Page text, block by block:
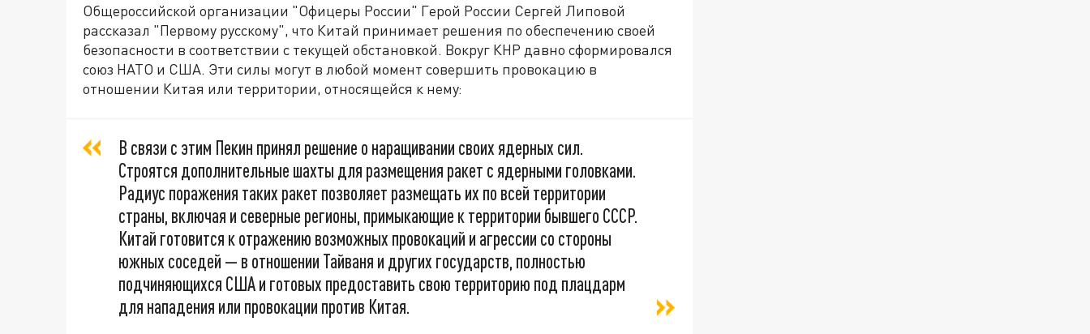
Общероссийской организации "Офицеры России" Герой России Сергей Липовой
рассказал "Первому русскому", что Китай принимает решения по обеспечению своей
безопасности в соответствии с текущей обстановкой. Вокруг КНР давно сформировался
союз НАТО и США. Эти силы могут в любой момент совершить провокацию в
отношении Китая или территории, относящейся к нему:
В связи с этим Пекин принял решение о наращивании своих ядерных сил.
Строятся дополнительные шахты для размещения ракет с ядерными головками.
Радиус поражения таких ракет позволяет размещать их по всей территории
страны, включая и северные регионы, примыкающие к территории бывшего СССР.
Китай готовится к отражению возможных провокаций и агрессии со стороны
южных соседей — в отношении Тайваня и других государств, полностью
подчиняющихся США и готовых предоставить свою территорию под плацдарм
для нападения или провокации против Китая.